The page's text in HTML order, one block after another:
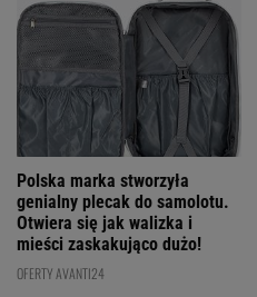
Polska marka stworzyła
genialny plecak do samolotu.
Otwiera się jak walizka i
mieści zaskakująco dużo!
OFERTY AVANTI24